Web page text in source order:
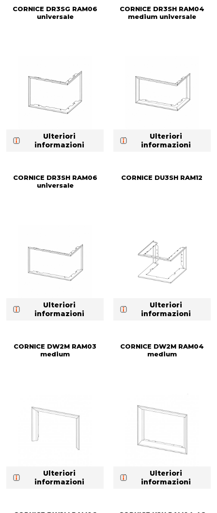
CORNICE DR3SG RAM06
universale
Ulteriori
informazioni
CORNICE DR3SH RAM04
medium universale
Ulteriori
informazioni
CORNICE DR3SH RAM06
universale
Ulteriori
informazioni
CORNICE DU3SH RAM12
Ulteriori
informazioni
CORNICE DW2M RAM03
medium
Ulteriori
informazioni
CORNICE DW2M RAM04
medium
Ulteriori
informazioni